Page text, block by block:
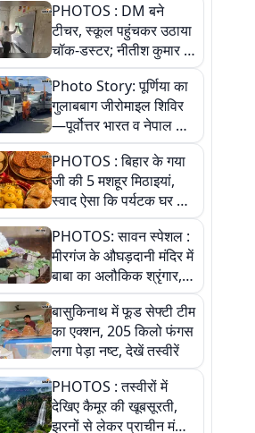
PHOTOS : DM बने
टीचर, स्कूल पहुंचकर उठाया
चॉक-डस्टर; नीतीश कुमार के
इस चहेते अधिकारी को
जानिए
Photo Story: पूर्णिया का
गुलाबबाग जीरोमाइल शिविर
—पूर्वोत्तर भारत व नेपाल के
कांवरियों का प्रमुख सेवा धाम
PHOTOS : बिहार के गया
जी की 5 मशहूर मिठाइयां,
स्वाद ऐसा कि पर्यटक घर ले
जाना नहीं भूलते, तस्वीरों में
देखें
PHOTOS: सावन स्पेशल :
मीरगंज के औघड़दानी मंदिर में
बाबा का अलौकिक श्रृंगार,
तस्वीरों में देखें महादेव के कई
मनमोहक स्वरूप
बासुकिनाथ में फूड सेफ्टी टीम
का एक्शन, 205 किलो फंगस
लगा पेड़ा नष्ट, देखें तस्वीरें
PHOTOS : तस्वीरों में
देखिए कैमूर की खूबसूरती,
झरनों से लेकर प्राचीन मंदिरों